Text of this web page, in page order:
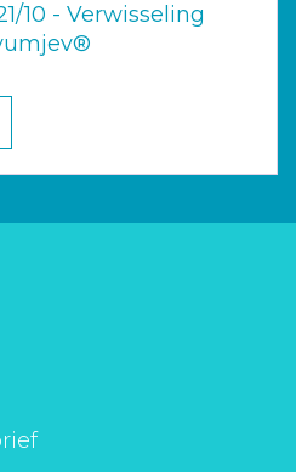
10 - Verwisseling